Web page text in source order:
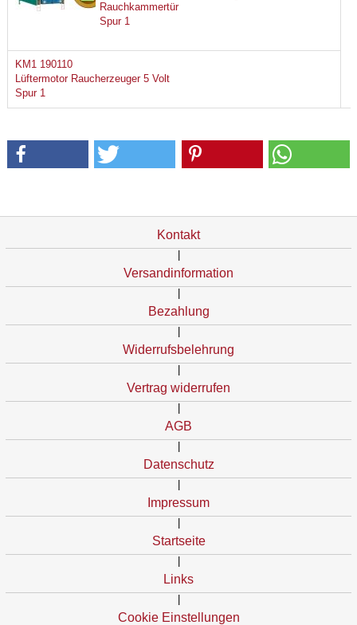
Rauchkammertür
Spur 1
KM1 190110
Lüftermotor Raucherzeuger 5 Volt
Spur 1
Kontakt
Versandinformation
Bezahlung
Widerrufsbelehrung
Vertrag widerrufen
AGB
Datenschutz
Impressum
Startseite
Links
Cookie Einstellungen